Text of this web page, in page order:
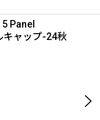
Panel
キャップ-24秋